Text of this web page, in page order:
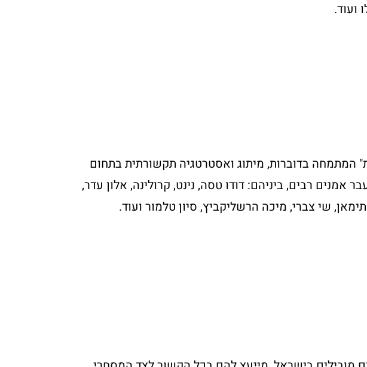
ועוד.
המתמחה בדוברות, מיתוג ואסטרטגיה תקשורתית בתחום
אמנים רבים, ביניהם: דודו טסה, נינט, קרולינה, אלון עדר,
שי צברי, מיכה הרשליקביץ, סיון טלמור ועוד.